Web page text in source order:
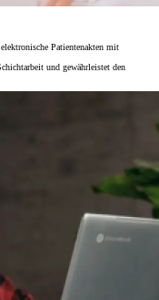
Patientenakten mit
und gewährleistet den